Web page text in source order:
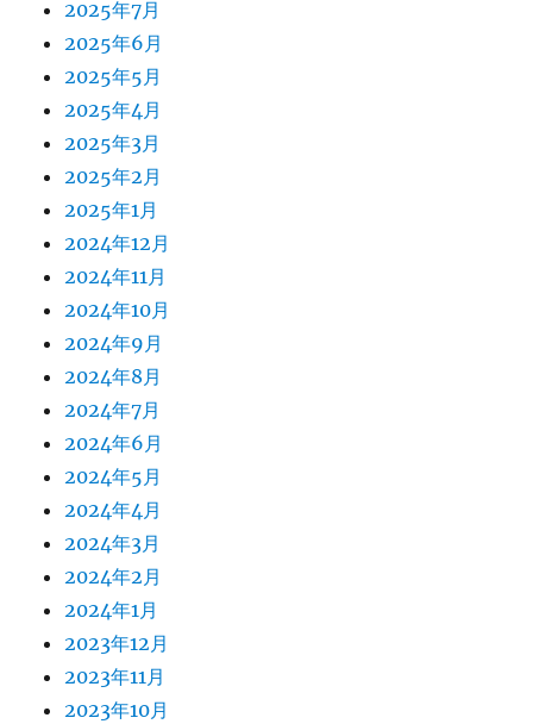
2025年7月
2025年6月
2025年5月
2025年4月
2025年3月
2025年2月
2025年1月
2024年12月
2024年11月
2024年10月
2024年9月
2024年8月
2024年7月
2024年6月
2024年5月
2024年4月
2024年3月
2024年2月
2024年1月
2023年12月
2023年11月
2023年10月